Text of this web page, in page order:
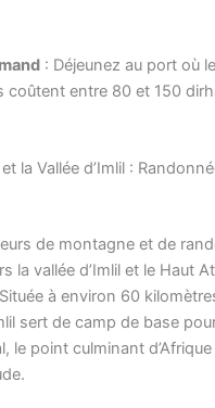
: Déjeunez au port où
coûtent entre 80 et 150
la Vallée d’Imlil :
de montagne et de
la vallée d’Imlil et le Haut
à environ 60
sert de camp de base
le point culminant